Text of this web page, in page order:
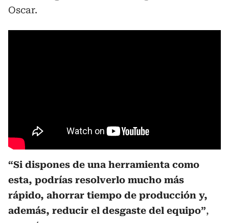
Oscar.
“Si dispones de una herramienta como
esta, podrías resolverlo mucho más
rápido, ahorrar tiempo de producción y,
además, reducir el desgaste del equipo”,